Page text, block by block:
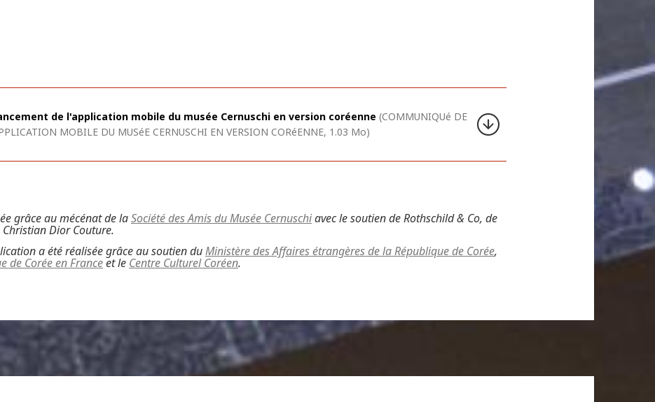
de l'application mobile du musée Cernuschi en version coréenne (COMMUNIQUé DE
MOBILE DU MUSéE CERNUSCHI EN VERSION CORéENNE, 1.03 Mo)
grâce au mécénat de laSociété des Amis du Musée Cernuschiavec le soutien de Rothschild & Co, de
Dior Couture.
a été réalisée grâce au soutien duMinistère des Affaires étrangères de la République de Corée,
de Corée en Franceet le Centre Culturel Coréen.